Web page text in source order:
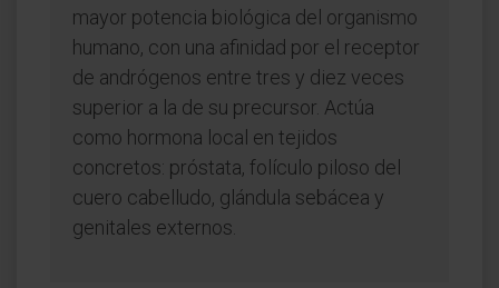
mayor potencia biológica del organismo
humano, con una afinidad por el receptor
de andrógenos entre tres y diez veces
superior a la de su precursor. Actúa
como hormona local en tejidos
concretos: próstata, folículo piloso del
cuero cabelludo, glándula sebácea y
genitales externos.